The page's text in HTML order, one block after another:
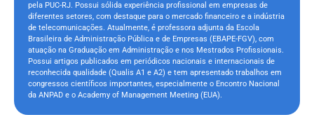
pela PUC-RJ. Possui sólida experiência profissional em empresas de
diferentes setores, com destaque para o mercado financeiro e a indústria
de telecomunicações. Atualmente, é professora adjunta da Escola
Brasileira de Administração Pública e de Empresas (EBAPE-FGV), com
atuação na Graduação em Administração e nos Mestrados Profissionais.
Possui artigos publicados em periódicos nacionais e internacionais de
reconhecida qualidade (Qualis A1 e A2) e tem apresentado trabalhos em
congressos científicos importantes, especialmente o Encontro Nacional
da ANPAD e o Academy of Management Meeting (EUA).